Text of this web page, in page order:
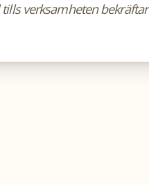
verksamheten bekräftar